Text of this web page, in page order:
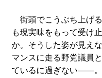
街頭でこうぶち上げ
も現実味をもって受け
か。そうした姿が見え
マンスに走る野党議員
ているに過ぎない――